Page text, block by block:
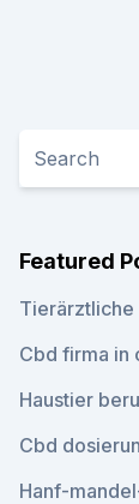
Featured
Tierärztliche
Cbd firma in
Haustier
Cbd
Hanf-